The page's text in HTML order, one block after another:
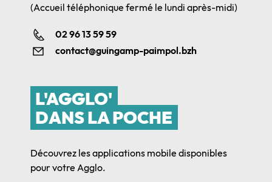
(Accueil téléphonique fermé le lundi après-midi)
02 96 13 59 59
contact@guingamp-paimpol.bzh
L'AGGLO'
DANS LA POCHE
Découvrez les applications mobile disponibles
pour votre Agglo.